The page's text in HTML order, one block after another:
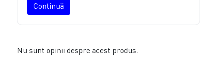
Continuă
Nu sunt opinii despre acest produs.